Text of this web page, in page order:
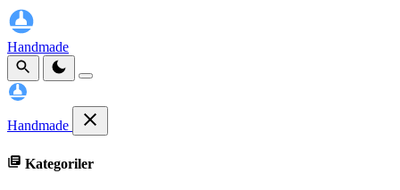
Handmade
Handmade
Kategoriler